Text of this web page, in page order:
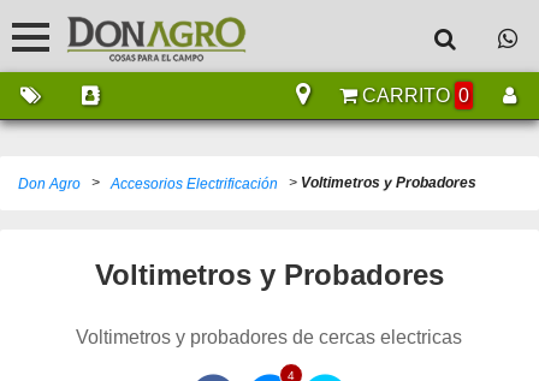
CARRITO 0
Don Agro > Accesorios Electrificación > Voltimetros y Probadores
Voltimetros y Probadores
Voltimetros y probadores de cercas electricas
4